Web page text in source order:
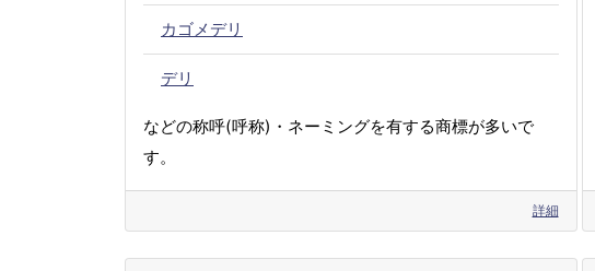
カゴメデリ
デリ
などの称呼(呼称)・ネーミングを有する商標が多いで
す。
詳細